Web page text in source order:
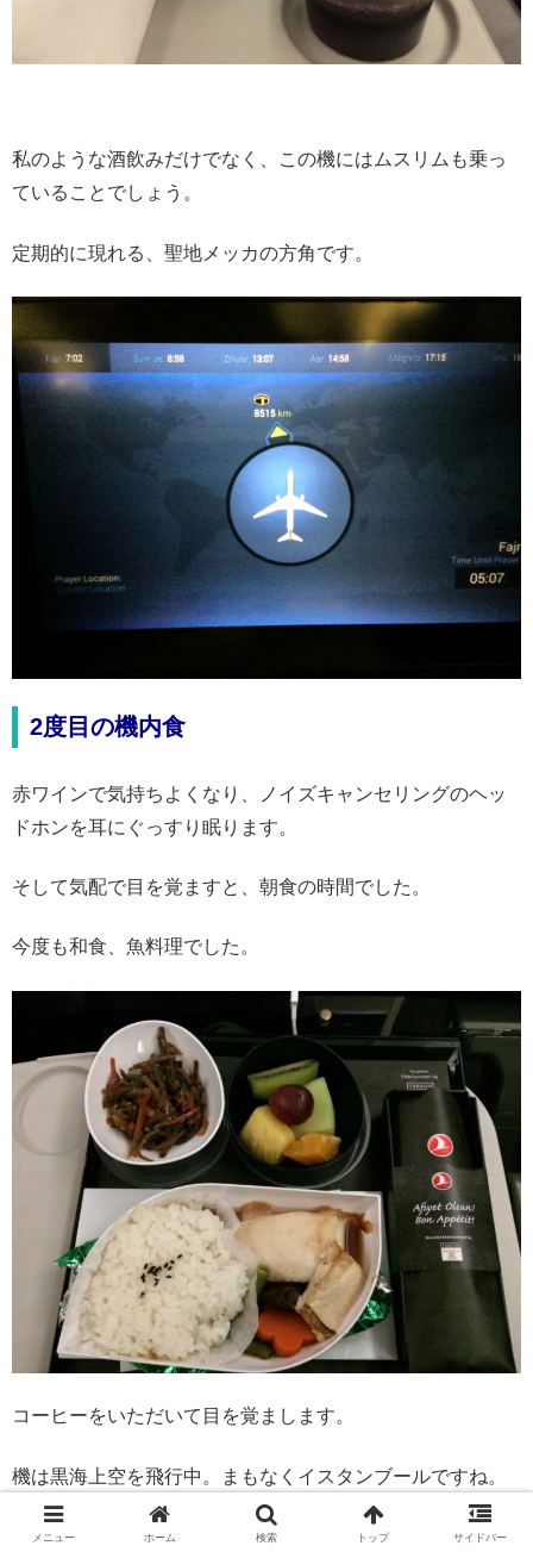
私のような酒飲みだけでなく、この機にはムスリムも乗っ
ていることでしょう。
定期的に現れる、聖地メッカの方角です。
2度目の機内食
赤ワインで気持ちよくなり、ノイズキャンセリングのヘッ
ドホンを耳にぐっすり眠ります。
そして気配で目を覚ますと、朝食の時間でした。
今度も和食、魚料理でした。
コーヒーをいただいて目を覚まします。
機は黒海上空を飛行中。まもなくイスタンブールですね。
メニュー ホーム 検索 トップ サイドバー